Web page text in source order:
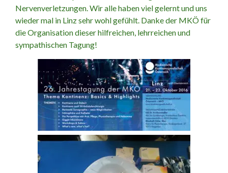
Nervenverletzungen. Wir alle haben viel gelernt und uns
wieder mal in Linz sehr wohl gefühlt. Danke der MKÖ für
die Organisation dieser hilfreichen, lehrreichen und
sympathischen Tagung!